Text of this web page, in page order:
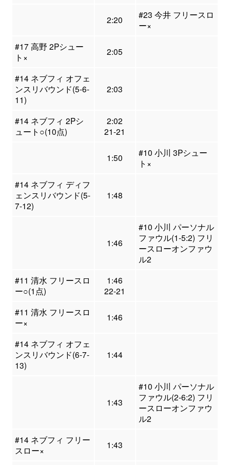
2:20
#23 今井 フリースロ
ー×
#17 高野 2Pシュー
ト×
2:05
#14 ネブフィ オフェ
ンスリバウンド(5-6-
11)
2:03
#14 ネブフィ 2Pシ
ュート○(10点)
2:02
21-21
1:50
#10 小川 3Pシュー
ト×
#14 ネブフィ ディフ
ェンスリバウンド(5-
7-12)
1:48
1:46
#10 小川 パーソナル
ファウル(1-5:2) フリ
ースローオンファウ
ル2
#11 清水 フリースロ
ー○(1点)
1:46
22-21
#11 清水 フリースロ
ー×
1:46
#14 ネブフィ オフェ
ンスリバウンド(6-7-
13)
1:44
1:43
#10 小川 パーソナル
ファウル(2-6:2) フリ
ースローオンファウ
ル2
#14 ネブフィ フリー
スロー×
1:43